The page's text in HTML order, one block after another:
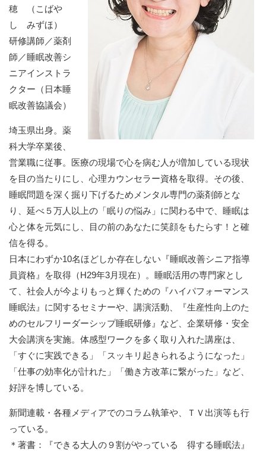
穂 （こばや
し みずほ）
研修講師／薬剤
師／睡眠改善シ
ニアインストラ
クター（日本睡
眠改善協議会）
埼玉県出身。薬
科大学卒業後、
営業職に従事。医療の現場で心を病む人が増加している現状
を目の当たりにし、心理カウンセラー資格を取得。その後、
睡眠問題を深く掘り下げるためメンタル専門の薬剤師とな
り、延べ５万人以上の「眠りの悩み」に関わる中で、睡眠は
心と体を元気にし、目の前のあなたに笑顔をもたらす！と確
信を得る。
日本にわずか10名ほどしか存在しない『睡眠改善シニア指導
員資格』を取得（H29年3月現在）。睡眠活用の専門家とし
て、社会人が今よりもっと輝くための『ハイパフォーマンス
睡眠法』に関するセミナーや、講演活動、『生産性向上のた
めのセルフリーダーシップ睡眠研修』など、企業研修・安全
大会講演を実施。体感型ワークを多く取り入れた講座は、
「すぐに実践できる」「スッキリ起きられるようになった」
「仕事の効率化が計れた」「働き方改革に繋がった」など、
好評を博している。
新聞連載・各種メディアでのコラム執筆や、ＴＶ出演等も行
っている。
＊著書：『できる大人の９割がやっている 得する睡眠法』